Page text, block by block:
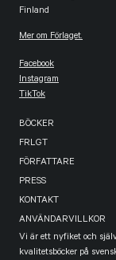
Finland
Mer om Förlaget.
Facebook
Instagram
TikTok
BÖCKER
FRLGT
FÖRFATTARE
PRESS
KONTAKT
ANVÄNDARVILLKOR
Vi är ett nyfiket och
kvalitetsböcker på